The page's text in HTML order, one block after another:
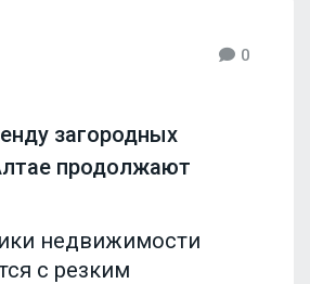
0
загородных
продолжают
недвижимости
с резким